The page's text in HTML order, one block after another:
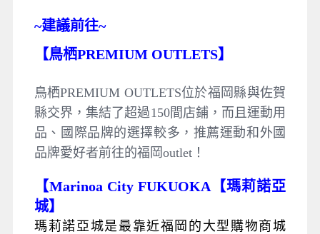
~建議前往~
【鳥栖PREMIUM OUTLETS】
鳥栖PREMIUM OUTLETS位於福岡縣與佐賀
縣交界，集結了超過150間店鋪，而且運動用
品、國際品牌的選擇較多，推薦運動和外國
品牌愛好者前往的福岡outlet！
【Marinoa City FUKUOKA【瑪莉諾亞
城】
瑪莉諾亞城是最靠近福岡的大型購物商城